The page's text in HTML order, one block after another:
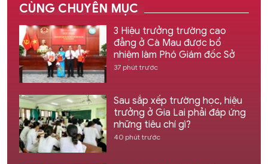
CÙNG CHUYÊN MỤC
3 Hiệu trưởng trường cao
đẳng ở Cà Mau được bổ
nhiệm làm Phó Giám đốc Sở
37 phút trước
Sau sắp xếp trường học, hiệu
trưởng ở Gia Lai phải đáp ứng
những tiêu chí gì?
40 phút trước